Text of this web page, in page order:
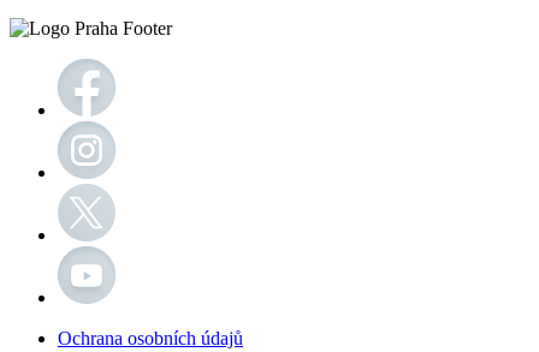
Ochrana osobních údajů